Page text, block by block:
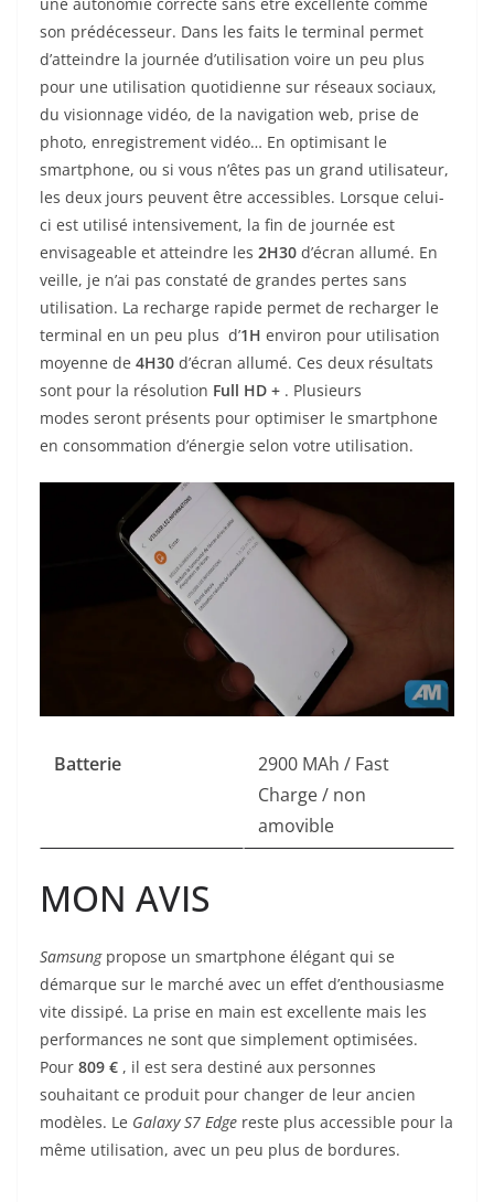
son prédécesseur. Dans les faits le terminal permet
d’atteindre la journée d’utilisation voire un peu plus
pour une utilisation quotidienne sur réseaux sociaux,
du visionnage vidéo, de la navigation web, prise de
photo, enregistrement vidéo… En optimisant le
smartphone, ou si vous n’êtes pas un grand utilisateur,
les deux jours peuvent être accessibles. Lorsque celui-
ci est utilisé intensivement, la fin de journée est
envisageable et atteindre les 2H30 d’écran allumé. En
veille, je n’ai pas constaté de grandes pertes sans
utilisation. La recharge rapide permet de recharger le
terminal en un peu plus d’1H environ pour utilisation
moyenne de 4H30 d’écran allumé. Ces deux résultats
sont pour la résolution Full HD + . Plusieurs
modes seront présents pour optimiser le smartphone
en consommation d’énergie selon votre utilisation.
Batterie
2900 MAh / Fast
Charge / non
amovible
MON AVIS
Samsung propose un smartphone élégant qui se
démarque sur le marché avec un effet d’enthousiasme
vite dissipé. La prise en main est excellente mais les
performances ne sont que simplement optimisées.
Pour 809 € , il est sera destiné aux personnes
souhaitant ce produit pour changer de leur ancien
modèles. Le Galaxy S7 Edge reste plus accessible pour la
même utilisation, avec un peu plus de bordures.